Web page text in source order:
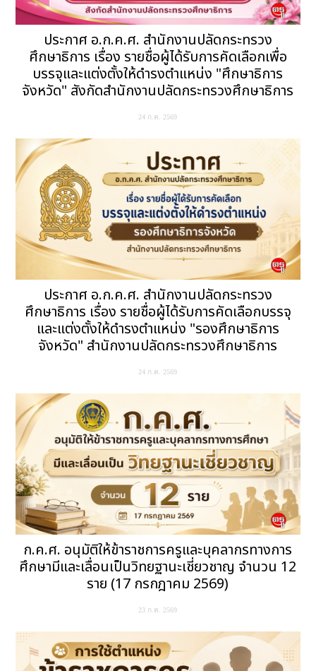
ประกาศ อ.ก.ค.ศ. สำนักงานปลัดกระทรวง
ศึกษาธิการ เรื่อง รายชื่อผู้ได้รับการคัดเลือกเพื่อ
บรรจุและแต่งตั้งให้ดำรงตำแหน่ง "ศึกษาธิการ
จังหวัด" สังกัดสำนักงานปลัดกระทรวงศึกษาธิการ
24 ก.ค. 2569
ประกาศ อ.ก.ค.ศ. สำนักงานปลัดกระทรวง
ศึกษาธิการ เรื่อง รายชื่อผู้ได้รับการคัดเลือกบรรจุ
และแต่งตั้งให้ดำรงตำแหน่ง "รองศึกษาธิการ
จังหวัด" สำนักงานปลัดกระทรวงศึกษาธิการ
24 ก.ค. 2569
ก.ค.ศ. อนุมัติให้ข้าราชการครูและบุคลากรทางการ
ศึกษามีและเลื่อนเป็นวิทยฐานะเชี่ยวชาญ จำนวน 12
ราย (17 กรกฎาคม 2569)
23 ก.ค. 2569